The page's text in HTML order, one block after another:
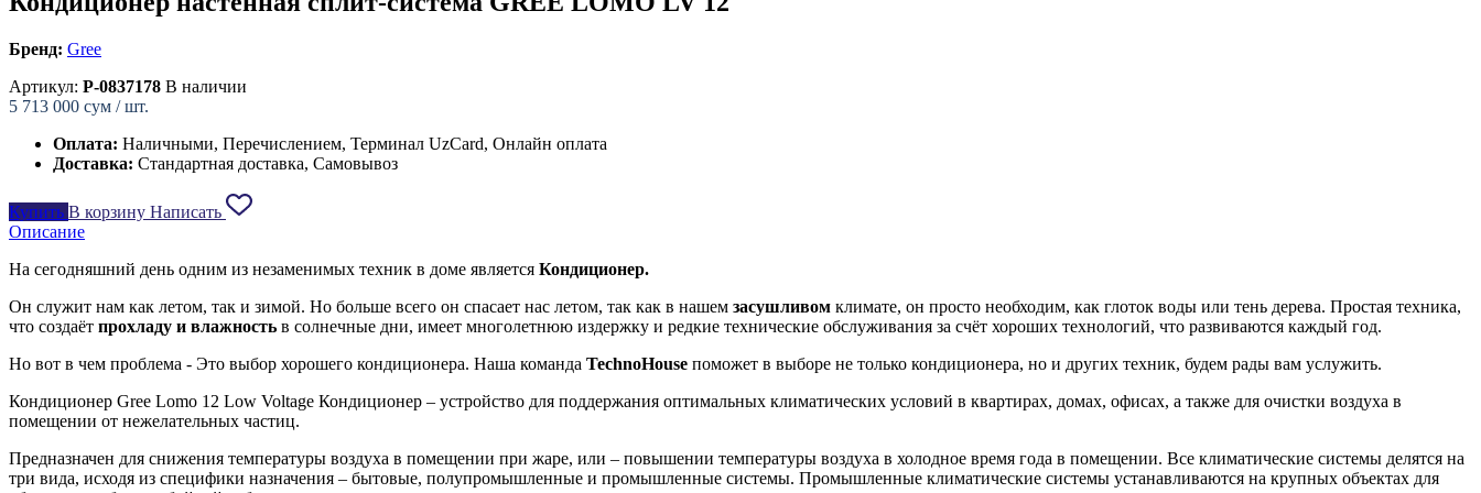
Бренд: Gree
Артикул: P-0837178 В наличии
5 713 000 сум / шт.
Оплата: Наличными, Перечислением, Терминал UzCard, Онлайн оплата
Доставка: Стандартная доставка, Самовывоз
Купить В корзину Написать
Описание
На сегодняшний день одним из незаменимых техник в доме является Кондиционер.
Он служит нам как летом, так и зимой. Но больше всего он спасает нас летом, так как в нашем засушливом климате, он просто необходим, как глоток воды или тень дерева. Простая техника,
что создаёт прохладу и влажность в солнечные дни, имеет многолетнюю издержку и редкие технические обслуживания за счёт хороших технологий, что развиваются каждый год.
Но вот в чем проблема - Это выбор хорошего кондиционера. Наша команда TechnoHouse поможет в выборе не только кондиционера, но и других техник, будем рады вам услужить.
Кондиционер Gree Lomo 12 Low Voltage Кондиционер – устройство для поддержания оптимальных климатических условий в квартирах, домах, офисах, а также для очистки воздуха в
помещении от нежелательных частиц.
Предназначен для снижения температуры воздуха в помещении при жаре, или – повышении температуры воздуха в холодное время года в помещении. Все климатические системы делятся на
три вида, исходя из специфики назначения – бытовые, полупромышленные и промышленные системы. Промышленные климатические системы устанавливаются на крупных объектах для